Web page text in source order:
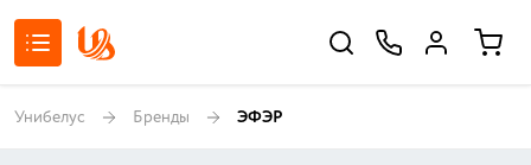
Унибелус Бренды ЭФЭР